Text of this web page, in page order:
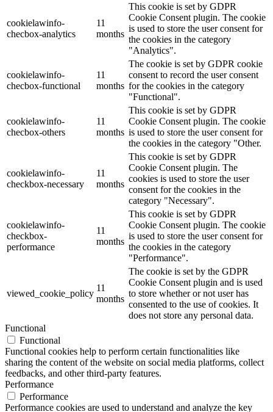
cookielawinfo-
checbox-analytics
11
months
This cookie is set by GDPR
Cookie Consent plugin. The cookie
is used to store the user consent for
the cookies in the category
"Analytics".
cookielawinfo-
checbox-functional
11
months
The cookie is set by GDPR cookie
consent to record the user consent
for the cookies in the category
"Functional".
cookielawinfo-
checbox-others
11
months
This cookie is set by GDPR
Cookie Consent plugin. The cookie
is used to store the user consent for
the cookies in the category "Other.
cookielawinfo-
checkbox-necessary
11
months
This cookie is set by GDPR
Cookie Consent plugin. The
cookies is used to store the user
consent for the cookies in the
category "Necessary".
cookielawinfo-
checkbox-
performance
11
months
This cookie is set by GDPR
Cookie Consent plugin. The cookie
is used to store the user consent for
the cookies in the category
"Performance".
viewed_cookie_policy
11
months
The cookie is set by the GDPR
Cookie Consent plugin and is used
to store whether or not user has
consented to the use of cookies. It
does not store any personal data.
Functional
Functional
Functional cookies help to perform certain functionalities like
sharing the content of the website on social media platforms, collect
feedbacks, and other third-party features.
Performance
Performance
Performance cookies are used to understand and analyze the key